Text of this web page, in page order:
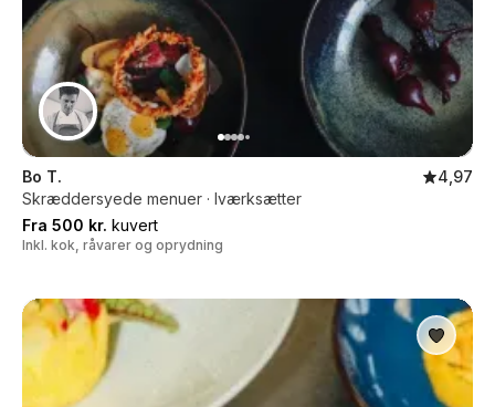
Bo T.
4,97
Skræddersyede menuer · Iværksætter
Fra 500 kr. kuvert
Inkl. kok, råvarer og oprydning